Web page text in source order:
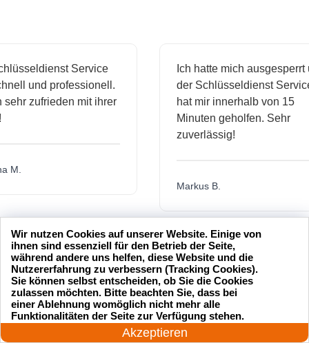
Service
und professionell.
zufrieden mit ihrer
Ich hatte mich ausgesperrt und
der Schlüsseldienst Service
hat mir innerhalb von 15
Minuten geholfen. Sehr
zuverlässig!
Markus B.
hat
Sehr guter Service! Der
Schlüsseldienst war freundlich
und hat mir schnell geholfen,
als ich meine Schlüssel
verloren hatte.
24 Stunden am Tag
Akzeptieren
Wir nutzen Cookies auf unserer Website. Einige von
ihnen sind essenziell für den Betrieb der Seite,
während andere uns helfen, diese Website und die
Nutzererfahrung zu verbessern (Tracking Cookies).
Sie können selbst entscheiden, ob Sie die Cookies
zulassen möchten. Bitte beachten Sie, dass bei
einer Ablehnung womöglich nicht mehr alle
Funktionalitäten der Seite zur Verfügung stehen.